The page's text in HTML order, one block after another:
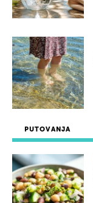
PUTOVANJA